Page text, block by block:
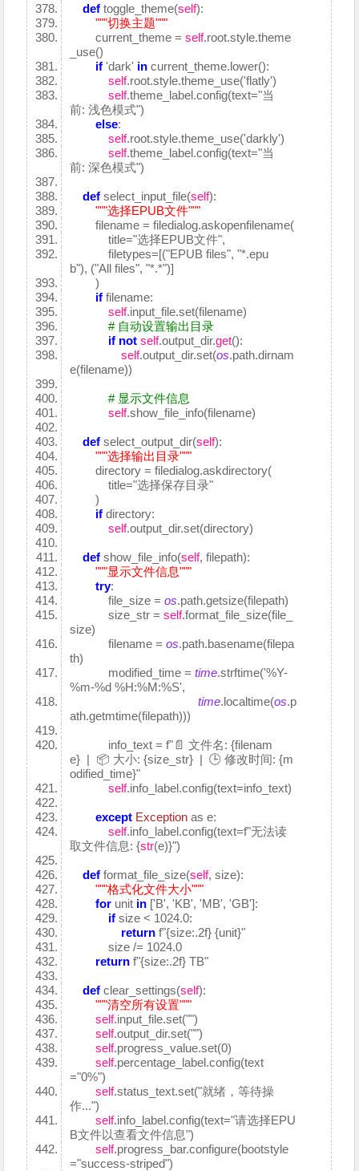
def toggle_theme(self):
"""切换主题"""
current_theme =self.root.style.theme
_use()
if 'dark' in current_theme.lower():
self.root.style.theme_use('flatly')
self.theme_label.config(text="当
前: 浅色模式")
else:
self.root.style.theme_use('darkly')
self.theme_label.config(text="当
前: 深色模式")
def select_input_file(self):
"""选择EPUB文件"""
filename = filedialog.askopenfilename(
title="选择EPUB文件",
filetypes=[("EPUB files", "*.epu
b"), ("All files", "*.*")]
)
if filename:
self.input_file.set(filename)
# 自动设置输出目录
if not self.output_dir.get():
self.output_dir.set(os.path.dirnam
e(filename))
# 显示文件信息
self.show_file_info(filename)
def select_output_dir(self):
"""选择输出目录"""
directory = filedialog.askdirectory(
title="选择保存目录"
)
if directory:
self.output_dir.set(directory)
def show_file_info(self, filepath):
"""显示文件信息"""
try:
file_size =os.path.getsize(filepath)
size_str =self.format_file_size(file_
size)
filename =os.path.basename(filepa
th)
modified_time =time.strftime('%Y-
%m-%d %H:%M:%S',
time.localtime(os.p
ath.getmtime(filepath)))
info_text = f"📄 文件名: {filenam
e} | 📦 大小: {size_str} | 🕒 修改时间: {m
odified_time}"
self.info_label.config(text=info_text)
except Exception as e:
self.info_label.config(text=f"无法读
取文件信息: {str(e)}")
def format_file_size(self, size):
"""格式化文件大小"""
for unit in ['B', 'KB', 'MB', 'GB']:
if size < 1024.0:
return f"{size:.2f} {unit}"
size /= 1024.0
return f"{size:.2f} TB"
def clear_settings(self):
"""清空所有设置"""
self.input_file.set("")
self.output_dir.set("")
self.progress_value.set(0)
self.percentage_label.config(text
="0%")
self.status_text.set("就绪，等待操
作...")
self.info_label.config(text="请选择EPU
B文件以查看文件信息")
self.progress_bar.configure(bootstyle
="success-striped")